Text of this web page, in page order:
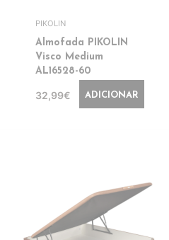
PIKOLIN
Almofada PIKOLIN
Visco Medium
AL16528-60
32,99€ ADICIONAR